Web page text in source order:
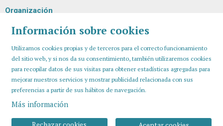
Organización
Información sobre cookies
Utilizamos cookies propias y de terceros para el correcto funcionamiento
del sitio web, y si nos da su consentimiento, también utilizaremos cookies
para recopilar datos de sus visitas para obtener estadísticas agregadas para
mejorar nuestros servicios y mostrar publicidad relacionada con sus
preferencias a partir de sus hábitos de navegación.
Más información